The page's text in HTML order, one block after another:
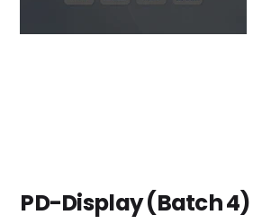
PD-Display (Batch 4)